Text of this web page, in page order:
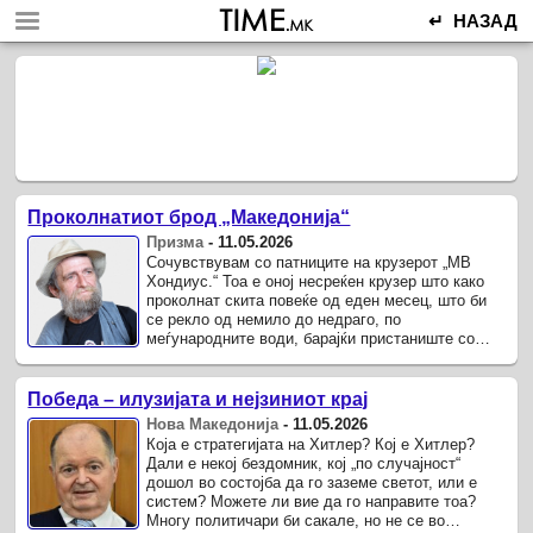
↵ НАЗАД
Проколнатиот брод „Македонија“
Призма - 11.05.2026
Сочувствувам со патниците на крузерот „МВ
Хондиус.“ Toa е оној несреќен крузер што како
проколнат скита повеќе од еден месец, што би
се рекло од немило до недраго, по
меѓународните води, барајќи пристаниште со
Победа – илузијата и нејзиниот крај
Нова Македонија - 11.05.2026
Која е стратегијата на Хитлер? Кој е Хитлер?
Дали е некој бездомник, кој „по случајност“
дошол во состојба да го заземе светот, или е
систем? Можете ли вие да го направите тоа?
Многу политичари би сакале, но не се во